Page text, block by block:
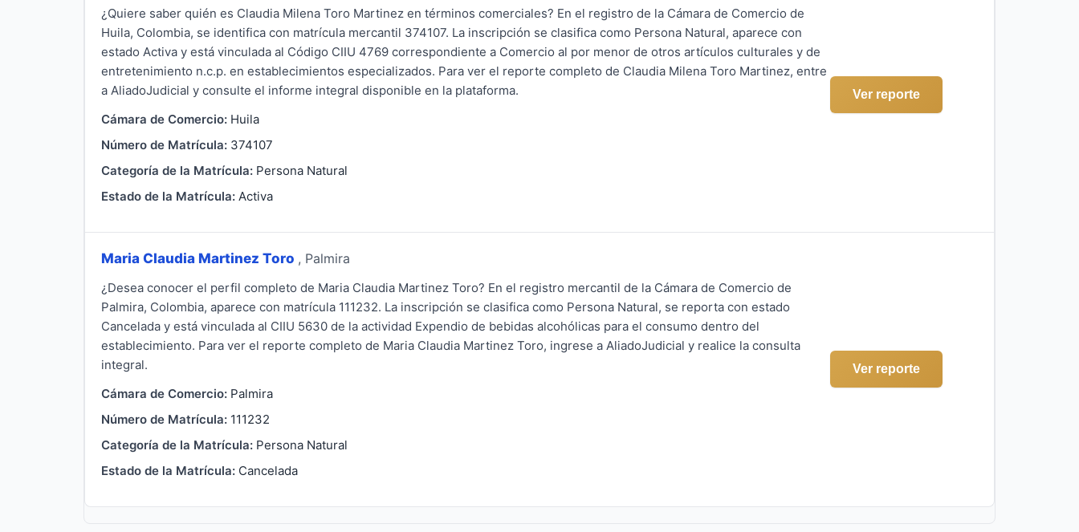
¿Quiere saber quién es Claudia Milena Toro Martinez en términos comerciales? En el registro de la Cámara de Comercio de
Huila, Colombia, se identifica con matrícula mercantil 374107. La inscripción se clasifica como Persona Natural, aparece con
estado Activa y está vinculada al Código CIIU 4769 correspondiente a Comercio al por menor de otros artículos culturales y de
entretenimiento n.c.p. en establecimientos especializados. Para ver el reporte completo de Claudia Milena Toro Martinez, entre
a AliadoJudicial y consulte el informe integral disponible en la plataforma.
Cámara de Comercio: Huila
Número de Matrícula: 374107
Categoría de la Matrícula: Persona Natural
Estado de la Matrícula: Activa
Ver reporte
Maria Claudia Martinez Toro , Palmira
¿Desea conocer el perfil completo de Maria Claudia Martinez Toro? En el registro mercantil de la Cámara de Comercio de
Palmira, Colombia, aparece con matrícula 111232. La inscripción se clasifica como Persona Natural, se reporta con estado
Cancelada y está vinculada al CIIU 5630 de la actividad Expendio de bebidas alcohólicas para el consumo dentro del
establecimiento. Para ver el reporte completo de Maria Claudia Martinez Toro, ingrese a AliadoJudicial y realice la consulta
integral.
Cámara de Comercio: Palmira
Número de Matrícula: 111232
Categoría de la Matrícula: Persona Natural
Estado de la Matrícula: Cancelada
Ver reporte